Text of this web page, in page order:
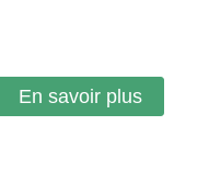
En savoir plus